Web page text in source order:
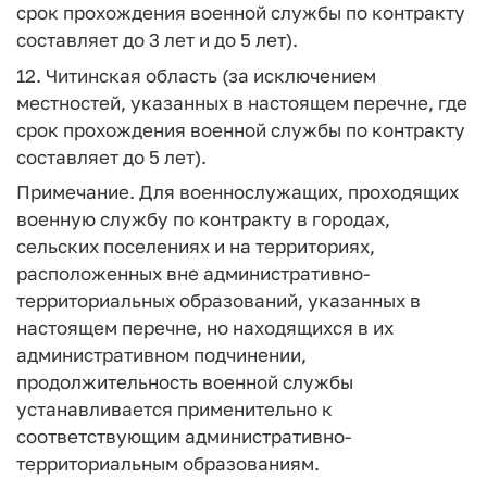
срок прохождения военной службы по контракту
составляет до 3 лет и до 5 лет).
12. Читинская область (за исключением
местностей, указанных в настоящем перечне, где
срок прохождения военной службы по контракту
составляет до 5 лет).
Примечание. Для военнослужащих, проходящих
военную службу по контракту в городах,
сельских поселениях и на территориях,
расположенных вне административно-
территориальных образований, указанных в
настоящем перечне, но находящихся в их
административном подчинении,
продолжительность военной службы
устанавливается применительно к
соответствующим административно-
территориальным образованиям.